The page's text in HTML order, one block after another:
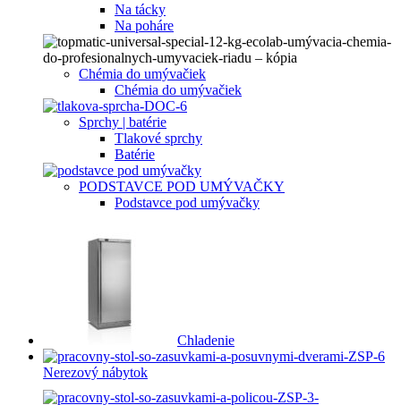
Na tácky
Na poháre
Chémia do umývačiek
Chémia do umývačiek
Sprchy | batérie
Tlakové sprchy
Batérie
PODSTAVCE POD UMÝVAČKY
Podstavce pod umývačky
Chladenie
Nerezový nábytok